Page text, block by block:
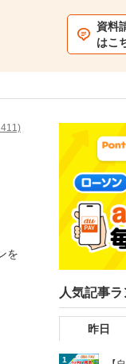
資料
はこ
を
人気記事
昨日
1